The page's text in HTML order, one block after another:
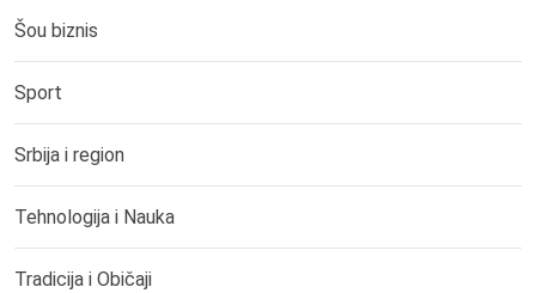
Šou biznis
Sport
Srbija i region
Tehnologija i Nauka
Tradicija i Običaji